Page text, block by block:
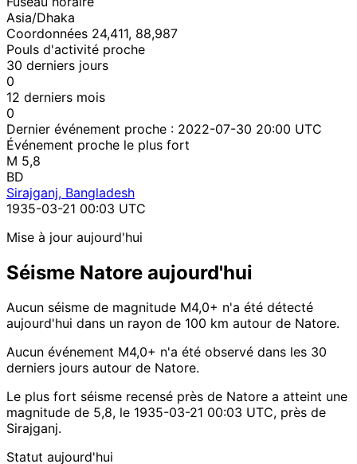
Asia/Dhaka
Coordonnées 24,411, 88,987
Pouls d'activité proche
30 derniers jours
0
12 derniers mois
0
Dernier événement proche : 2022-07-30 20:00 UTC
Événement proche le plus fort
M 5,8
BD
Sirajganj, Bangladesh
1935-03-21 00:03 UTC
Mise à jour aujourd'hui
Séisme Natore aujourd'hui
Aucun séisme de magnitude M4,0+ n'a été détecté
aujourd'hui dans un rayon de 100 km autour de Natore.
Aucun événement M4,0+ n'a été observé dans les 30
derniers jours autour de Natore.
Le plus fort séisme recensé près de Natore a atteint une
magnitude de 5,8, le 1935-03-21 00:03 UTC, près de
Sirajganj.
Statut aujourd'hui